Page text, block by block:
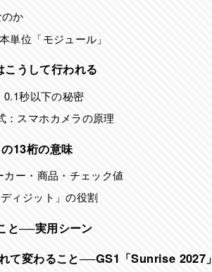
か
単位「モジュール」
うして行われる
0.1秒以下の秘密
：スマホカメラの原理
13桁の意味
ー・商品・チェック値
ィジット」の役割
と──実用シーン
て変わること──GS1「Sunrise 2027」